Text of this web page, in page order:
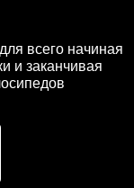
всего начиная
и заканчивая